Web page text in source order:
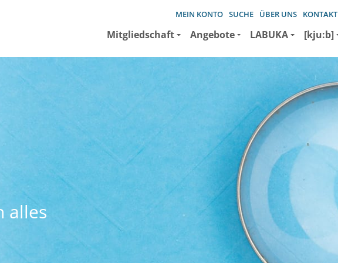
MEIN KONTO SUCHE ÜBER UNS KONTAKT
Mitgliedschaft Angebote LABUKA [kju:b]
alles